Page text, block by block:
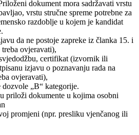
dokument mora sadržavati vrstu
vrstu stručne spreme potrebne za
razdoblje u kojem je kandidat
da ne postoje zapreke iz članka 15. i
ovjeravati),
certifikat (izvornik ili
izjavu o poznavanju rada na
ovjeravati),
„B“ kategorije.
priloži dokumente u kojima osobni
promjeni (npr. presliku vjenčanog ili